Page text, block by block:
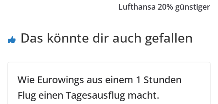
Lufthansa 20% günstiger
Das könnte dir auch gefallen
Wie Eurowings aus einem 1 Stunden
Flug einen Tagesausflug macht.